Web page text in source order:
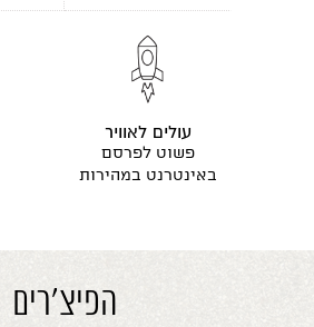
עולים לאוויר
פשוט לפרסם
באינטרנט במהירות
הפיצ'רים